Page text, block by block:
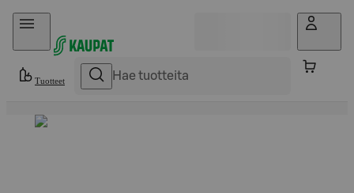
Hyppää sisältöön
Tuotteet